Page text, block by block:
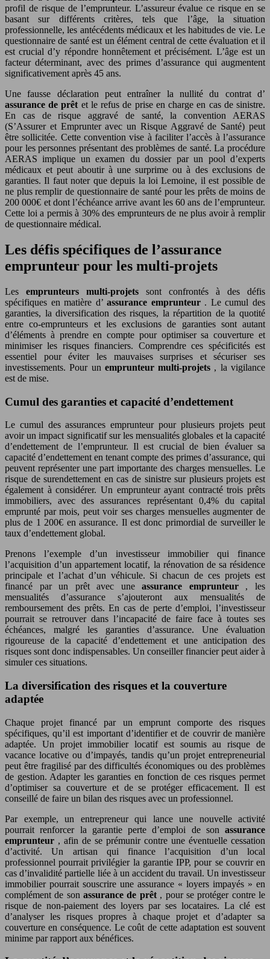
profil de risque de l’emprunteur. L’assureur évalue ce risque en se
basant sur différents critères, tels que l’âge, la situation
professionnelle, les antécédents médicaux et les habitudes de vie. Le
questionnaire de santé est un élément central de cette évaluation et il
est crucial d’y répondre honnêtement et précisément. L’âge est un
facteur déterminant, avec des primes d’assurance qui augmentent
significativement après 45 ans.
Une fausse déclaration peut entraîner la nullité du contrat d’
assurance de prêt et le refus de prise en charge en cas de sinistre.
En cas de risque aggravé de santé, la convention AERAS
(S’Assurer et Emprunter avec un Risque Aggravé de Santé) peut
être sollicitée. Cette convention vise à faciliter l’accès à l’assurance
pour les personnes présentant des problèmes de santé. La procédure
AERAS implique un examen du dossier par un pool d’experts
médicaux et peut aboutir à une surprime ou à des exclusions de
garanties. Il faut noter que depuis la loi Lemoine, il est possible de
ne plus remplir de questionnaire de santé pour les prêts de moins de
200 000€ et dont l’échéance arrive avant les 60 ans de l’emprunteur.
Cette loi a permis à 30% des emprunteurs de ne plus avoir à remplir
de questionnaire médical.
Les défis spécifiques de l’assurance
emprunteur pour les multi-projets
Les emprunteurs multi-projets sont confrontés à des défis
spécifiques en matière d’assurance emprunteur . Le cumul des
garanties, la diversification des risques, la répartition de la quotité
entre co-emprunteurs et les exclusions de garanties sont autant
d’éléments à prendre en compte pour optimiser sa couverture et
minimiser les risques financiers. Comprendre ces spécificités est
essentiel pour éviter les mauvaises surprises et sécuriser ses
investissements. Pour un emprunteur multi-projets , la vigilance
est de mise.
Cumul des garanties et capacité d’endettement
Le cumul des assurances emprunteur pour plusieurs projets peut
avoir un impact significatif sur les mensualités globales et la capacité
d’endettement de l’emprunteur. Il est crucial de bien évaluer sa
capacité d’endettement en tenant compte des primes d’assurance, qui
peuvent représenter une part importante des charges mensuelles. Le
risque de surendettement en cas de sinistre sur plusieurs projets est
également à considérer. Un emprunteur ayant contracté trois prêts
immobiliers, avec des assurances représentant 0,4% du capital
emprunté par mois, peut voir ses charges mensuelles augmenter de
plus de 1 200€ en assurance. Il est donc primordial de surveiller le
taux d’endettement global.
Prenons l’exemple d’un investisseur immobilier qui finance
l’acquisition d’un appartement locatif, la rénovation de sa résidence
principale et l’achat d’un véhicule. Si chacun de ces projets est
financé par un prêt avec uneassurance emprunteur , les
mensualités d’assurance s’ajouteront aux mensualités de
remboursement des prêts. En cas de perte d’emploi, l’investisseur
pourrait se retrouver dans l’incapacité de faire face à toutes ses
échéances, malgré les garanties d’assurance. Une évaluation
rigoureuse de la capacité d’endettement et une anticipation des
risques sont donc indispensables. Un conseiller financier peut aider à
simuler ces situations.
La diversification des risques et la couverture
adaptée
Chaque projet financé par un emprunt comporte des risques
spécifiques, qu’il est important d’identifier et de couvrir de manière
adaptée. Un projet immobilier locatif est soumis au risque de
vacance locative ou d’impayés, tandis qu’un projet entrepreneurial
peut être fragilisé par des difficultés économiques ou des problèmes
de gestion. Adapter les garanties en fonction de ces risques permet
d’optimiser sa couverture et de se protéger efficacement. Il est
conseillé de faire un bilan des risques avec un professionnel.
Par exemple, un entrepreneur qui lance une nouvelle activité
pourrait renforcer la garantie perte d’emploi de son assurance
emprunteur , afin de se prémunir contre une éventuelle cessation
d’activité. Un artisan qui finance l’acquisition d’un local
professionnel pourrait privilégier la garantie IPP, pour se couvrir en
cas d’invalidité partielle liée à un accident du travail. Un investisseur
immobilier pourrait souscrire une assurance « loyers impayés » en
complément de sonassurance de prêt , pour se protéger contre le
risque de non-paiement des loyers par ses locataires. La clé est
d’analyser les risques propres à chaque projet et d’adapter sa
couverture en conséquence. Le coût de cette adaptation est souvent
minime par rapport aux bénéfices.